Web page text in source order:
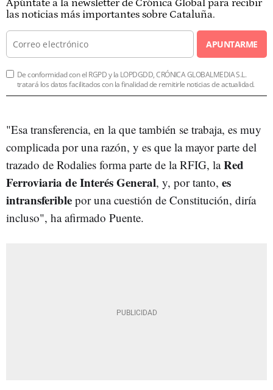
Apúntate a la newsletter de Crónica Global para recibir
las noticias más importantes sobre Cataluña.
APUNTARME
De conformidad con el RGPD y la LOPDGDD, CRÓNICA GLOBALMEDIA S.L.
tratará los datos facilitados con la finalidad de remitirle noticias de actualidad.
"Esa transferencia, en la que también se trabaja, es muy
complicada por una razón, y es que la mayor parte del
trazado de Rodalies forma parte de la RFIG, laRed
Ferroviaria de Interés General, y, por tanto, es
intransferible por una cuestión de Constitución, diría
incluso", ha afirmado Puente.